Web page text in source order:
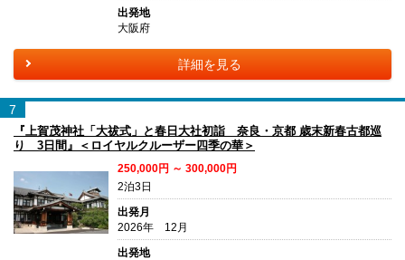
出発地
大阪府
詳細を見る
7
『上賀茂神社「大祓式」と春日大社初詣 奈良・京都 歳末新春古都巡
り 3日間』＜ロイヤルクルーザー四季の華＞
250,000円 ～ 300,000円
2泊3日
出発月
2026年 12月
出発地